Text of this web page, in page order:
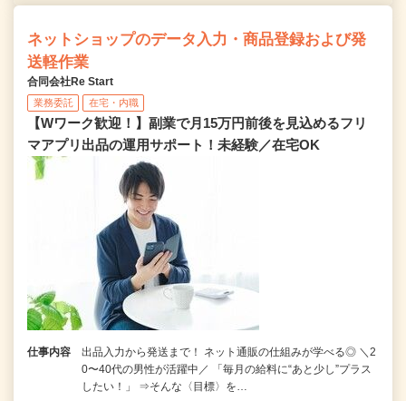
ネットショップのデータ入力・商品登録および発
送軽作業
合同会社Re Start
業務委託 在宅・内職
【Wワーク歓迎！】副業で月15万円前後を見込めるフリ
マアプリ出品の運用サポート！未経験／在宅OK
仕事内容
出品入力から発送まで！ ネット通販の仕組みが学べる◎ ＼2
0〜40代の男性が活躍中／ 「毎月の給料に“あと少し”プラス
したい！」 ⇒そんな〈目標〉を…